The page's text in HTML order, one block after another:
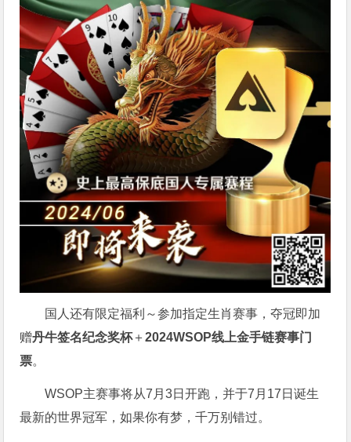
国人还有限定福利～参加指定生肖赛事，夺冠即加
赠丹牛签名纪念奖杯＋2024WSOP线上金手链赛事门
票。
WSOP主赛事将从7月3日开跑，并于7月17日诞生
最新的世界冠军，如果你有梦，千万别错过。